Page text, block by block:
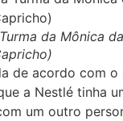
da Mônica
de acordo com o
a Nestlé tinha
um outro